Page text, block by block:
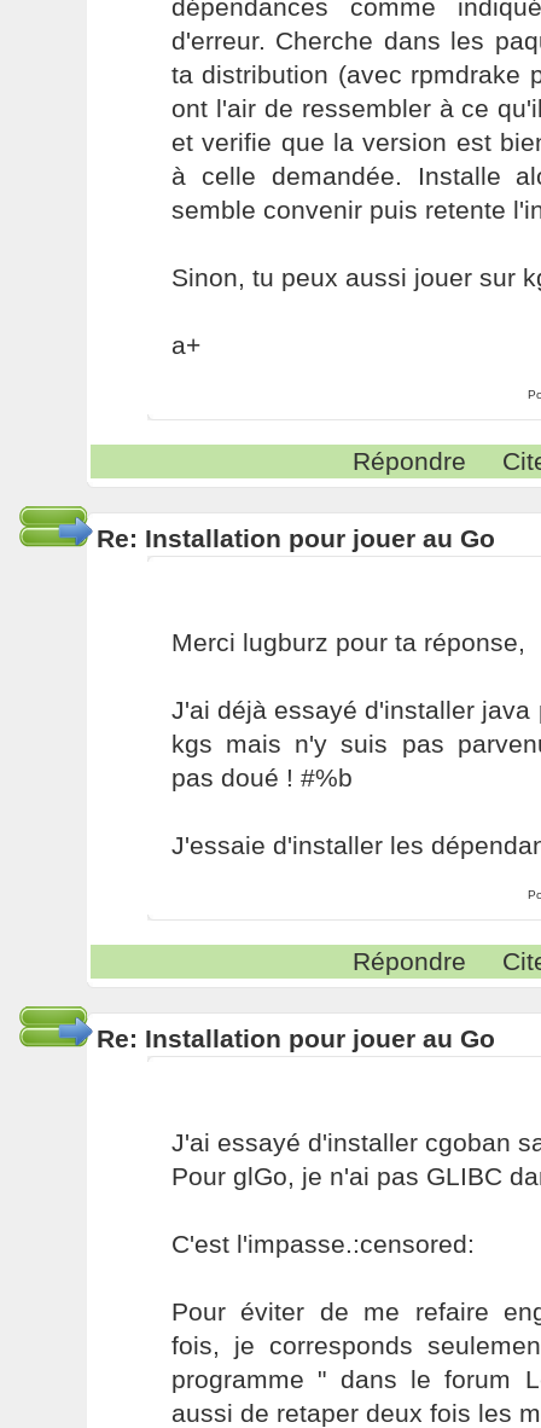
dépendances comme
d'erreur. Cherche dans les
ta distribution (avec rpmdrake
ont l'air de ressembler à ce
et verifie que la version est
à celle demandée. Installe
semble convenir puis retente
Sinon, tu peux aussi jouer sur
a+
Répondre
Re: Installation pour jouer au Go
Merci lugburz pour ta réponse,
J'ai déjà essayé d'installer java
kgs mais n'y suis pas
pas doué ! #%b
J'essaie d'installer les
Répondre
Re: Installation pour jouer au Go
J'ai essayé d'installer cgoban
Pour glGo, je n'ai pas GLIBC
C'est l'impasse.:censored:
Pour éviter de me refaire
fois, je corresponds
programme " dans le forum
aussi de retaper deux fois les